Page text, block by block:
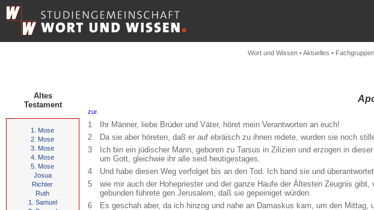
Wort und Wissen •Aktuelles • Fachgruppen
Altes
Testament
1. Mose
2. Mose
3. Mose
4. Mose
5. Mose
Josua
Richter
Ruth
1. Samuel
1
Ihr Männer, liebe Brüder und Väter, höret mein Verantworten an euch!
2
Da sie aber höreten, daß er auf ebräisch zu ihnen redete, wurden sie noch
3
Ich bin ein jüdischer Mann, geboren zu Tarsus in Zilizien und erzogen in
um Gott, gleichwie ihr alle seid heutigestages.
4
Und habe diesen Weg verfolget bis an den Tod. Ich band sie und
5
wie mir auch der Hohepriester und der ganze Haufe der Ältesten Zeugnis
gebunden führete gen Jerusalem, daß sie gepeiniget würden.
6
Es geschah aber, da ich hinzog und nahe an Damaskus kam, um den